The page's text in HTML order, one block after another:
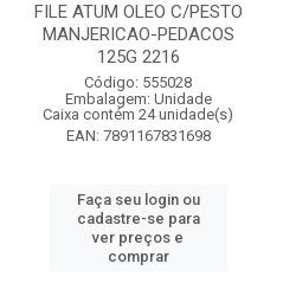
FILE ATUM OLEO C/PESTO
MANJERICAO-PEDACOS
125G 2216
Código: 555028
Embalagem: Unidade
Caixa contém 24 unidade(s)
EAN: 7891167831698
Faça seu login ou
cadastre-se para
ver preços e
comprar